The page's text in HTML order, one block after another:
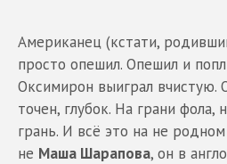
Американец (кстати,
просто опешил. Опешил и
Оксимирон выиграл вчистую.
точен, глубок. На грани фола,
грань. И всё это на не
не Маша Шарапова, он в